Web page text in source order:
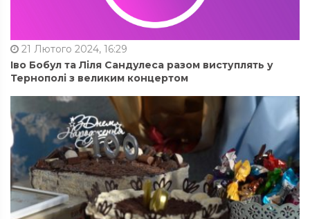
21 Лютого 2024, 16:29
Іво Бобул та Ліля Сандулеса разом виступлять у
Тернополі з великим концертом